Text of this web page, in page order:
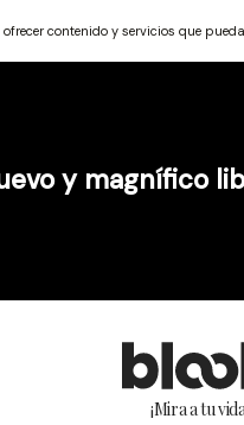
contenido y servicios que
y magnífico
¡Mira a tu